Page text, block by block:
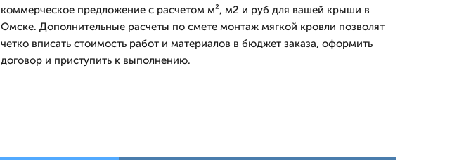
коммерческое предложение с расчетом м², м2 и руб для вашей крыши в
Омске. Дополнительные расчеты по смете монтаж мягкой кровли позволят
четко вписать стоимость работ и материалов в бюджет заказа, оформить
договор и приступить к выполнению.